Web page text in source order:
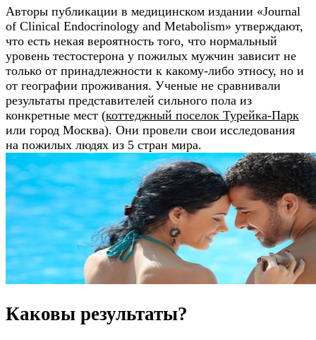
Авторы публикации в медицинском издании «Journal
of Clinical Endocrinology and Metabolism» утверждают,
что есть некая вероятность того, что нормальный
уровень тестостерона у пожилых мужчин зависит не
только от принадлежности к какому-либо этносу, но и
от географии проживания. Ученые не сравнивали
результаты представителей сильного пола из
конкретные мест (коттеджный поселок Турейка-Парк
или город Москва). Они провели свои исследования
на пожилых людях из 5 стран мира.
Каковы результаты?